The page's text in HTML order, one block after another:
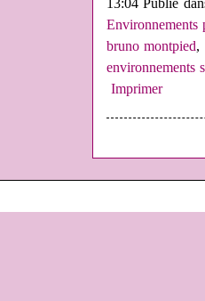
Environnements
bruno montpied,
environnements
Imprimer